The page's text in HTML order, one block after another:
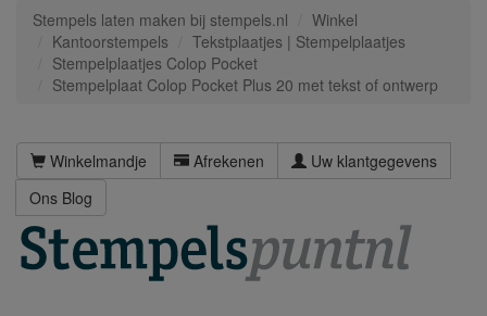
Stempels laten maken bij stempels.nl
Winkel
Kantoorstempels
Tekstplaatjes | Stempelplaatjes
Stempelplaatjes Colop Pocket
Stempelplaat Colop Pocket Plus 20 met tekst of ontwerp
Winkelmandje Afrekenen
Uw klantgegevens
Ons Blog